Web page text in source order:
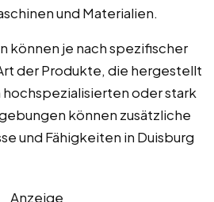
und Materialien.
können je nach spezifischer
der Produkte, die hergestellt
oder stark
können zusätzliche
und Fähigkeiten in Duisburg
Anzeige